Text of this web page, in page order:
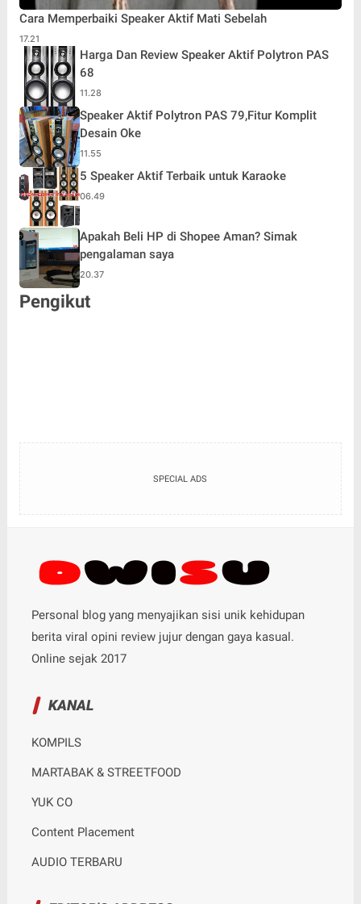
Cara Memperbaiki Speaker Aktif Mati Sebelah
17.21
Harga Dan Review Speaker Aktif Polytron PAS
68
11.28
Speaker Aktif Polytron PAS 79,Fitur Komplit
Desain Oke
11.55
5 Speaker Aktif Terbaik untuk Karaoke
06.49
Apakah Beli HP di Shopee Aman? Simak
pengalaman saya
20.37
Pengikut
SPECIAL ADS
Personal blog yang menyajikan sisi unik kehidupan
berita viral opini review jujur dengan gaya kasual.
Online sejak 2017
KANAL
KOMPILS
MARTABAK & STREETFOOD
YUK CO
Content Placement
AUDIO TERBARU